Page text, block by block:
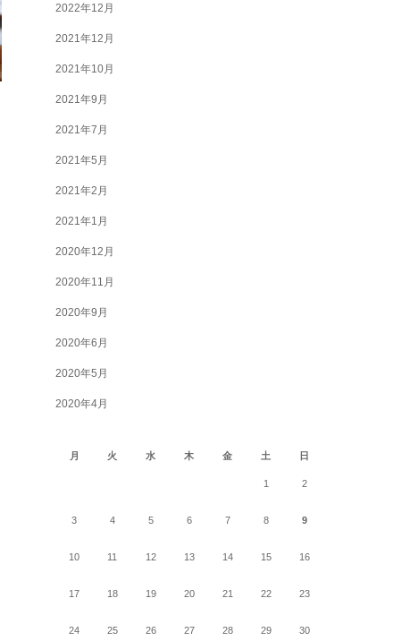
2022年12月
2021年12月
2021年10月
2021年9月
2021年7月
2021年5月
2021年2月
2021年1月
2020年12月
2020年11月
2020年9月
2020年6月
2020年5月
2020年4月
月
火 水 木 金 土 日
1 2
3 4 5 6 7 8 9
10 11 12 13 14 15 16
17 18 19 20 21 22 23
24 25 26 27 28 29 30